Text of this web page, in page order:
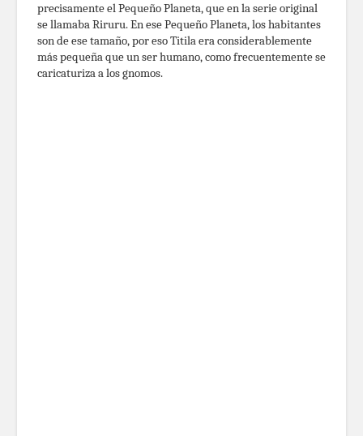
precisamente el Pequeño Planeta, que en la serie original
se llamaba Riruru. En ese Pequeño Planeta, los habitantes
son de ese tamaño, por eso Titila era considerablemente
más pequeña que un ser humano, como frecuentemente se
caricaturiza a los gnomos.